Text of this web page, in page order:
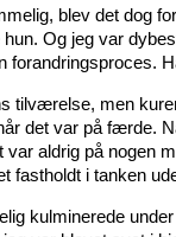
blev det dog
Og jeg var
forandringsproces.
tilværelse, men
det var på færde.
aldrig på nogen
fastholdt i tanken
kulminerede